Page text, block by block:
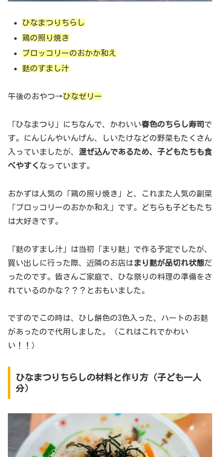
ひなまつりちらし
鶏の照り焼き
ブロッコリーのおかか和え
麩のすまし汁
午後のおやつ→ひなゼリー
「ひなまつり」にちなんで、かわいい春色のちらし寿司 で
す。にんじんやいんげん、しいたけなどの野菜もたくさん
入っていましたが、 混ぜ込んであるため、子どもたちも食
べやすく なっています。
おかずは人気の「鶏の照り焼き」と、これまた人気の副菜
「ブロッコリーのおかか和え」です。どちらも子どもたち
は大好きです。
「麩のすまし汁」は当初「まり麩」で作る予定でしたが、
買い出しに行った際、近隣のお店はまり麩が品切れ状態だ
ったのです。皆さんご家庭で、ひな祭りの料理の準備をさ
れているのかな？？？とおもいました。
ですのでこの時は、ひし餅色の3色入った、ハートのお麩
があったので代用しました。（これはこれでかわい
い！！）
ひなまつりちらしの材料と作り方（子ども一人
分）